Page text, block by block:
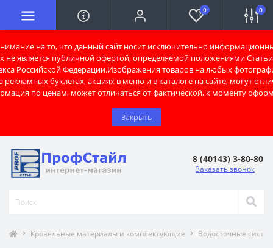
на то, что данный сайт носит исключительно
не является публичной офертой, определяемой положениями Статьи
Российской Федерации.Изображения товаров на любых
рекламных буклетах, акциях в меню и в каталоге на сайте, могут
по ценам, может отличаться от фактической, к моменту
Закрыть
0 0
8 (40143) 3-80-80
Заказать звонок
Кровельные материалы и комплектующие Водосточные